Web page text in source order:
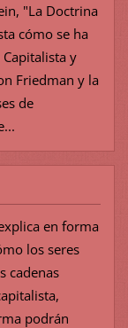
"La Doctrina
cómo se ha
y
Friedman y la
de
en forma
los seres
cadenas
podrán